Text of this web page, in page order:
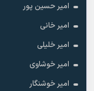
امیر حسین پور
امیر خانی
امیر خلیلی
امیر خوشاوی
امیر خوشنگار